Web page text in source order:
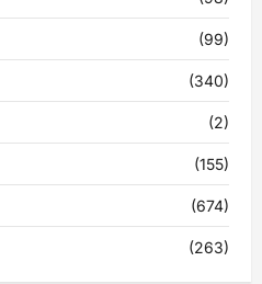
(99)
(340)
(2)
(155)
(674)
(263)